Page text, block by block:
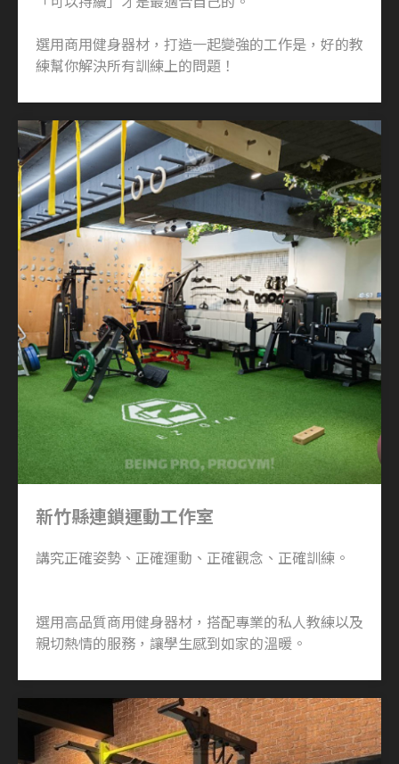
選用商用健身器材，打造一起變強的工作是，好的教
練幫你解決所有訓練上的問題！
新竹縣連鎖運動工作室
講究正確姿勢、正確運動、正確觀念、正確訓練。
選用高品質商用健身器材，搭配專業的私人教練以及
親切熱情的服務，讓學生感到如家的溫暖。